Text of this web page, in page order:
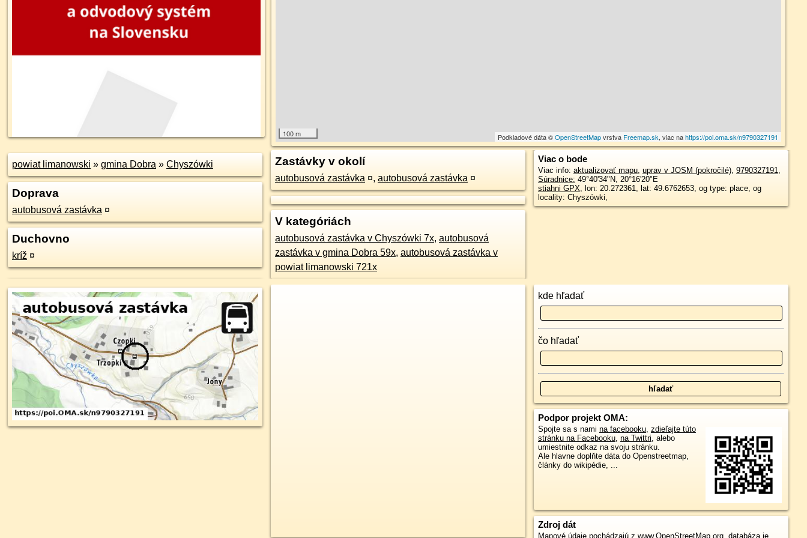
100 m Podkladové dáta ©OpenStreetMapvrstva Freemap.sk, viac nahttps://poi.oma.sk/n9790327191
powiat limanowski » gmina Dobra » Chyszówki
Doprava
autobusová zastávka ¤
Duchovno
kríž ¤
Zastávky v okolí
autobusová zastávka ¤, autobusová zastávka ¤
V kategóriách
autobusová zastávka v Chyszówki 7x, autobusová
zastávka v gmina Dobra 59x, autobusová zastávka v
powiat limanowski 721x
Viac o bode
Viac info: aktualizovať mapu, uprav v JOSM (pokročilé), 9790327191,
Súradnice: 49°40'34"N, 20°16'20"E
stiahni GPX, lon: 20.272361, lat: 49.6762653, og type: place, og
locality: Chyszówki,
kde hľadať
čo hľadať
Podpor projekt OMA:
Spojte sa s nami na facebooku, zdieľajte túto
stránku na Facebooku, na Twittri, alebo
umiestnite odkaz na svoju stránku.
Ale hlavne doplňte dáta do Openstreetmap,
články do wikipédie, ...
Zdroj dát
Mapové údaje pochádzajú z www.OpenStreetMap.org, databáza je